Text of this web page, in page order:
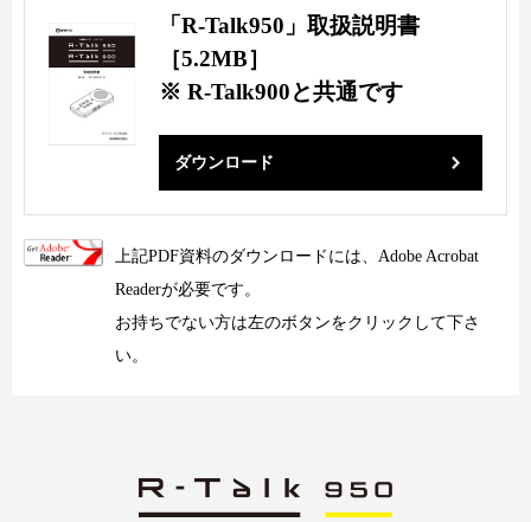
「R-Talk950」取扱説明書
［5.2MB］
※ R-Talk900と共通です
ダウンロード
上記PDF資料のダウンロードには、Adobe Acrobat
Readerが必要です。
お持ちでない方は左のボタンをクリックして下さ
い。